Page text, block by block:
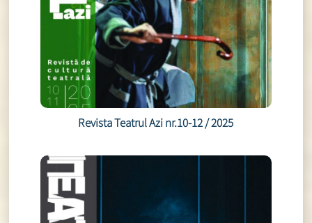
Revista Teatrul Azi nr.10-12 / 2025